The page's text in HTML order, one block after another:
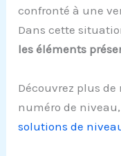
confronté à une
Dans cette
les éléments
Découvrez plus de
numéro de
solutions de